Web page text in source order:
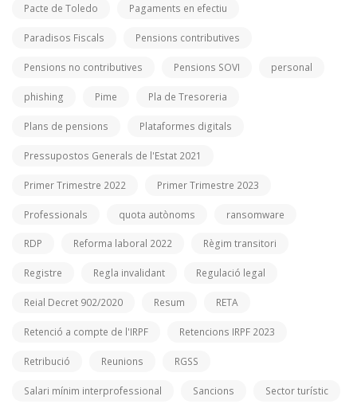
Pacte de Toledo Pagaments en efectiu
Paradisos Fiscals Pensions contributives
Pensions no contributives Pensions SOVI personal
phishing Pime Pla de Tresoreria
Plans de pensions Plataformes digitals
Pressupostos Generals de l'Estat 2021
Primer Trimestre 2022 Primer Trimestre 2023
Professionals quota autònoms ransomware
RDP Reforma laboral 2022 Règim transitori
Registre Regla invalidant Regulació legal
Reial Decret 902/2020 Resum RETA
Retenció a compte de l'IRPF Retencions IRPF 2023
Retribució Reunions RGSS
Salari mínim interprofessional Sancions Sector turístic